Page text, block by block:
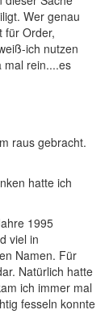
Wer genau
für Order,
ich nutzen
mal rein....es
raus gebracht.
hatte ich
1995
viel in
Namen. Für
Natürlich hatte
ich immer mal
fesseln konnte